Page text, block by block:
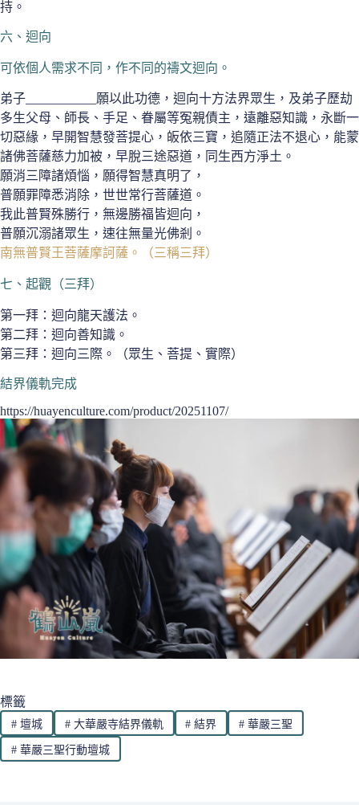
持。
六、迴向
可依個人需求不同，作不同的禱文迴向。
弟子___________願以此功德，迴向十方法界眾生，及弟子歷劫
多生父母、師長、手足、眷屬等冤親債主，遠離惡知識，永斷一
切惡緣，早開智慧發菩提心，皈依三寶，追隨正法不退心，能蒙
諸佛菩薩慈力加被，早脫三途惡道，同生西方淨土。
願消三障諸煩惱，願得智慧真明了，
普願罪障悉消除，世世常行菩薩道。
我此普賢殊勝行，無邊勝福皆迴向，
普願沉溺諸眾生，速往無量光佛剎。
南無普賢王菩薩摩訶薩。（三稱三拜）
七、起觀（三拜）
第一拜：迴向龍天護法。
第二拜：迴向善知識。
第三拜：迴向三際。（眾生、菩提、實際）
結界儀軌完成
https://huayenculture.com/product/20251107/
標籤
#壇城 #大華嚴寺結界儀軌 # 結界 # 華嚴三聖
#華嚴三聖行動壇城